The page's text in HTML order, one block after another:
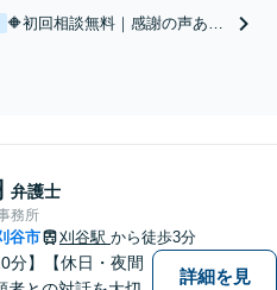
続に関わる問題をまとめて解
す。選択肢を多く残すために
🔶初回相談無料｜感謝の声あり
方、離婚を決心した方は、お気
間面談OK】【駐車場あり】
弁護士
務所
谷市 刈谷駅 から徒歩3分
分】【休日・夜間
詳細を見